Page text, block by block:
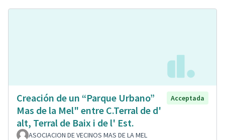
Creación de un “Parque Urbano”
Mas de la Mel" entre C.Terral de d'
alt, Terral de Baix i de l' Est.
Acceptada
ASOCIACION DE VECINOS MAS DE LA MEL